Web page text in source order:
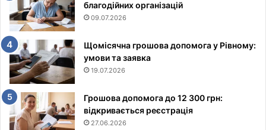
благодійних організацій
09.07.2026
Щомісячна грошова допомога у Рівному:
умови та заявка
19.07.2026
Грошова допомога до 12 300 грн:
відкривається реєстрація
27.06.2026